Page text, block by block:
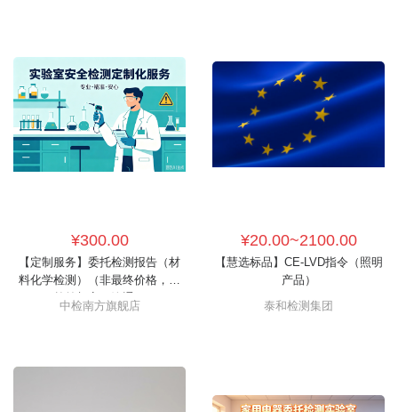
¥300.00
【定制服务】委托检测报告（材
料化学检测）（非最终价格，下
单前与客服沟通）
中检南方旗舰店
¥20.00~2100.00
【慧选标品】CE-LVD指令（照明
产品）
泰和检测集团